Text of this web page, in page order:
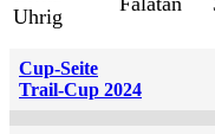
Uhrig
Cup-Seite
Trail-Cup 2024